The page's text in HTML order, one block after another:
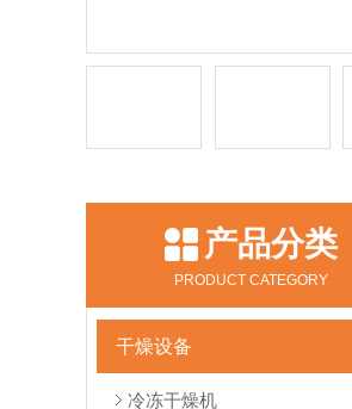
产品分类
PRODUCT CATEGORY
干燥设备
冷冻干燥机